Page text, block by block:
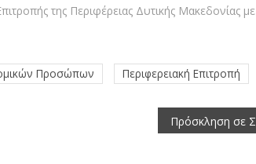
της Περιφέρειας Δυτικής Μακεδονίας με
Προσώπων Περιφερειακή Επιτροπή